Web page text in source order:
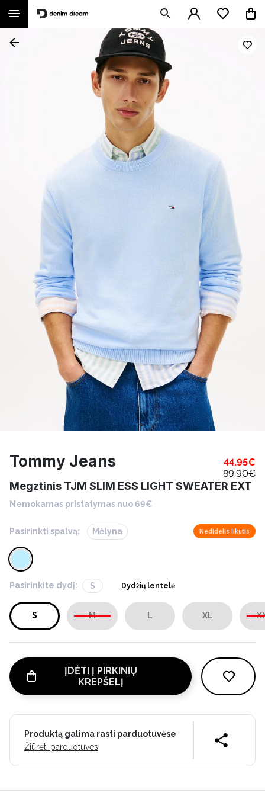
Tommy Jeans 44.95€
89.90€
Megztinis TJM SLIM ESS LIGHT SWEATER EXT
Nemokamas pristatymas nuo 69€
Pasirinkti spalvą: Mėlyna Nedidelis likutis
Pasirinkite dydį: S Dydžių lentelė
S M L XL
ĮDĖTI Į PIRKINIŲ
KREPŠELĮ
Produktą galima rasti parduotuvėse
Žiūrėti parduotuves